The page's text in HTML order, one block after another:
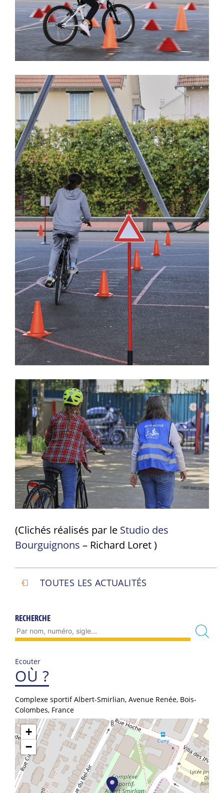
(Clichés réalisés par le Studio des
Bourguignons – Richard Loret )
TOUTES LES ACTUALITÉS
RECHERCHE
Ecouter
OÙ ?
Complexe sportif Albert-Smirlian, Avenue Renée, Bois-
Colombes, France
+
−